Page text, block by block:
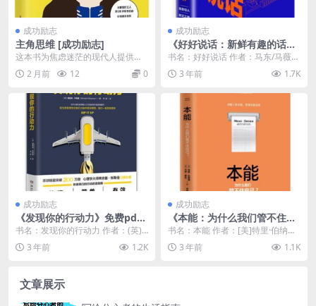
成功励志
主角思维 [成功励志]
这本书为焦虑迷茫的现代人提供了
一套“人生觉醒系统”，将人生视为一
场开放游戏。作者...
2 月前 12 0
成功励志
《好好说话：新鲜有趣的话术
精进技巧》pdf下载
书名：好好说话 作者：马东/马薇
薇/黄执中/周玄毅/邱晨/胡渐彪/刘京
京 出版社...
3 年前 1.7K
成功励志
《发现你的行动力》免费pdf
电子书下载
书名：发现你的行动力 作者：(英)
理查德·怀斯曼 出版社：湖南文艺出
版社 译者：...
3 年前 1.2K
成功励志
《本能：为什么我们管不住自
己？》pdf电子书下载
书名：本能 作者：[美]特里·伯纳姆/
杰伊·费伦 出版社：中信出版社 副
标题：我...
3 年前 1.1K
文章展示